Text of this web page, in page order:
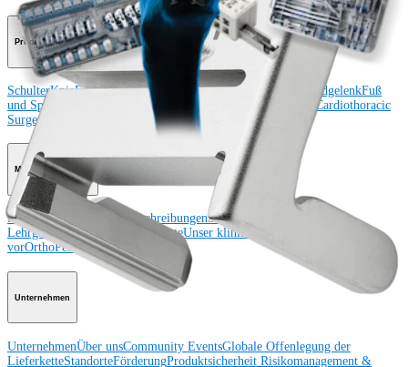
Produkt
SchulterKnieEllenbogenSchulterendoprothetik Hand und HandgelenkFuß
und Sprunggelenk
Orthobiologie Herz-Thoraxchirurgie
Cardiothoracic
Surgery
Bildgebung & Resektion
Medical Education
Medical Education KursbeschreibungenSchulungen &
LehrgängeArthroLab™-StandorteUnser klinisches Personal stellt sich
vorOrthoPedia
Unternehmen
UnternehmenÜber unsCommunity EventsGlobale Offenlegung der
LieferketteStandorteFörderungProduktsicherheit Risikomanagement &